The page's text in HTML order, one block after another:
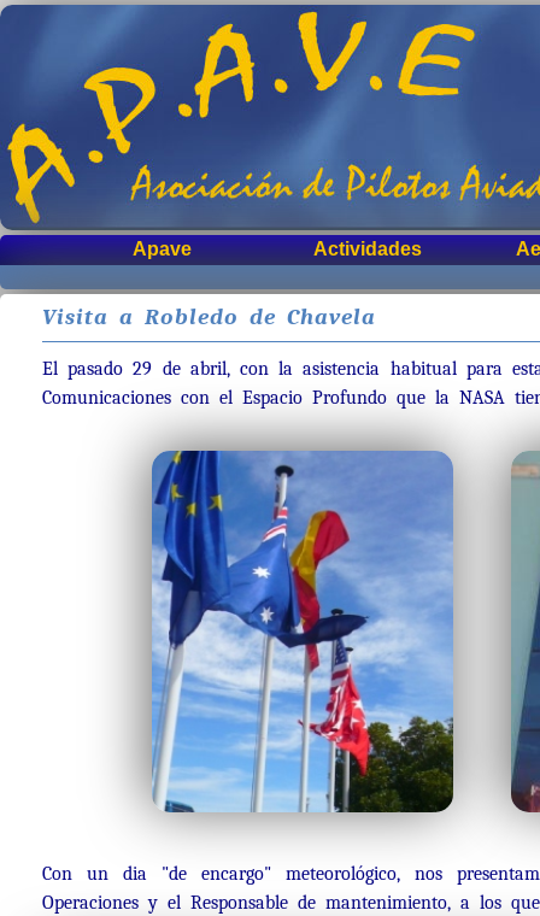
Apave Actividades
Visita a Robledo de Chavela
El pasado 29 de abril, con la asistencia habitual para
Comunicaciones con el Espacio Profundo que la NASA
Con un dia "de encargo" meteorológico, nos
Operaciones y el Responsable de mantenimiento, a los